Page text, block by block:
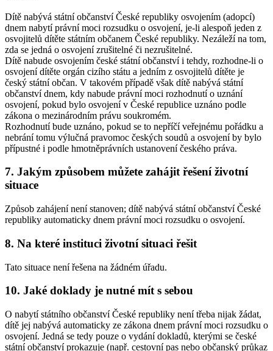
Dítě nabývá státní občanství České republiky osvojením (adopcí)
dnem nabytí právní moci rozsudku o osvojení, je-li alespoň jeden z
osvojitelů dítěte státním občanem České republiky. Nezáleží na tom,
zda se jedná o osvojení zrušitelné či nezrušitelné.
Dítě nabude osvojením české státní občanství i tehdy, rozhodne-li o
osvojení dítěte orgán cizího státu a jedním z osvojitelů dítěte je
český státní občan. V takovém případě však dítě nabývá státní
občanství dnem, kdy nabude právní moci rozhodnutí o uznání
osvojení, pokud bylo osvojení v České republice uznáno podle
zákona o mezinárodním právu soukromém.
Rozhodnutí bude uznáno, pokud se to nepříčí veřejnému pořádku a
nebrání tomu výlučná pravomoc českých soudů a osvojení by bylo
přípustné i podle hmotněprávních ustanovení českého práva.
7. Jakým způsobem můžete zahájit řešení životní
situace
Způsob zahájení není stanoven; dítě nabývá státní občanství České
republiky automaticky dnem právní moci rozsudku o osvojení.
8. Na které instituci životní situaci řešit
Tato situace není řešena na žádném úřadu.
10. Jaké doklady je nutné mít s sebou
O nabytí státního občanství České republiky není třeba nijak žádat,
dítě jej nabývá automaticky ze zákona dnem právní moci rozsudku o
osvojení. Jedná se tedy pouze o vydání dokladů, kterými se české
státní občanství prokazuje (např. cestovní pas nebo občanský průkaz